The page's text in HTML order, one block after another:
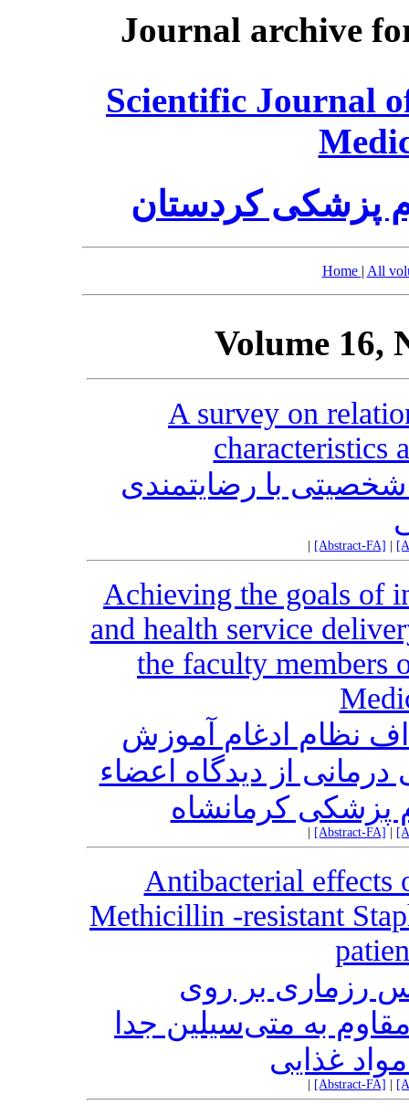
Journal archive
Scientific Journal
پزشکی کردستان
Home | All
Volume 16,
A survey on
characteristics
با رضایتمندی
[Abstract-FA]
Achieving the goals of
and health service
the faculty members
نظام ادغام آموزش
از دیدگاه اعضاء
پزشکی کرمانشاه
[Abstract-FA]
Antibacterial effects
Methicillin -resistant
رزماری بر روی
به متی‌سیلین جدا
غذایی
[Abstract-FA]